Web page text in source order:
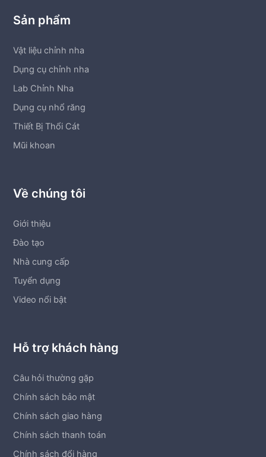
Sản phẩm
Vật liệu chỉnh nha
Dụng cụ chỉnh nha
Lab Chỉnh Nha
Dụng cụ nhổ răng
Thiết Bị Thổi Cát
Mũi khoan
Về chúng tôi
Giới thiệu
Đào tạo
Nhà cung cấp
Tuyển dụng
Video nổi bật
Hỗ trợ khách hàng
Câu hỏi thường gặp
Chính sách bảo mật
Chính sách giao hàng
Chính sách thanh toán
Chính sách đổi hàng